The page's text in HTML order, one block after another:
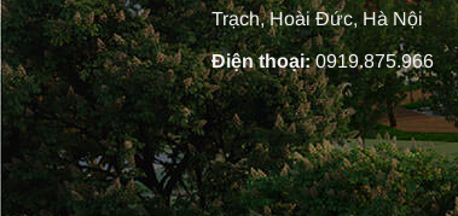
Trạch, Hoài Đức, Hà Nội
Điện thoại:0919.875.966